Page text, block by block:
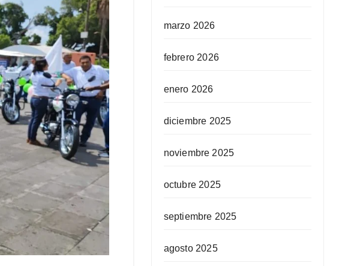
marzo 2026
febrero 2026
enero 2026
diciembre 2025
noviembre 2025
octubre 2025
septiembre 2025
agosto 2025